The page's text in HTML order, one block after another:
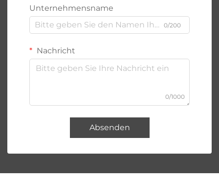
Unternehmensname
0/200
Nachricht
0/1000
Absenden